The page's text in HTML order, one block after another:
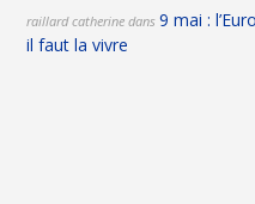
raillard catherine dans9 mai :
il faut la vivre